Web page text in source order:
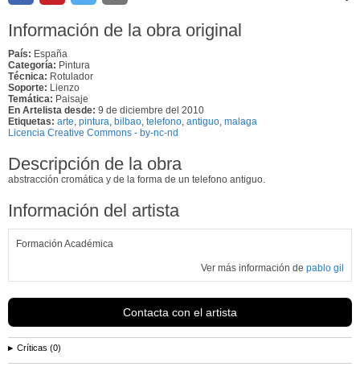
Información de la obra original
País: España
Categoría: Pintura
Técnica: Rotulador
Soporte: Lienzo
Temática: Paisaje
En Artelista desde: 9 de diciembre del 2010
Etiquetas: arte, pintura, bilbao, telefono, antiguo, malaga
Licencia Creative Commons - by-nc-nd
Descripción de la obra
abstracción cromática y de la forma de un telefono antiguo.
Información del artista
Formación Académica
Ver más información de pablo gil
Contacta con el artista
Críticas (0)